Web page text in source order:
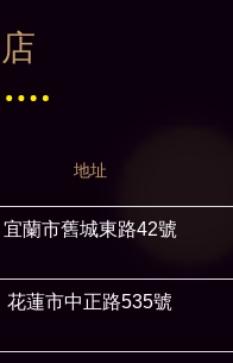
地址
宜蘭市舊城東路42號
花蓮市中正路535號